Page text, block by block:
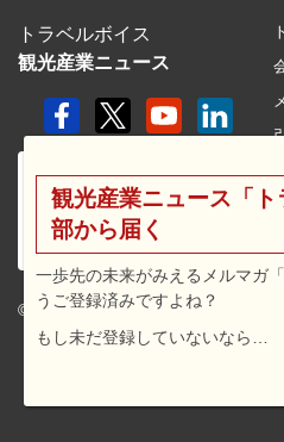
トラベルボイス
観光産業ニュース
© 2026 travel voice.
観光産業ニュース「
部から届く
一歩先の未来がみえるメルマガ
うご登録済みですよね？
もし未だ登録していないなら…